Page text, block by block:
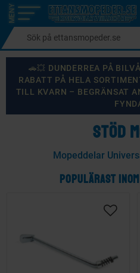
Meny
🚗💥 DUNDERREA PÅ
RABATT PÅ HELA
TILL KVARN – BEGRÄNSAT
STÖD
Mopeddelar
POPULÄRAST